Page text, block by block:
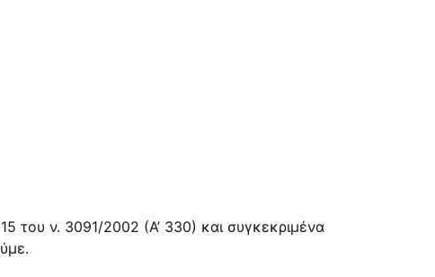
του ν. 3091/2002 (Α’ 330) και συγκεκριμένα